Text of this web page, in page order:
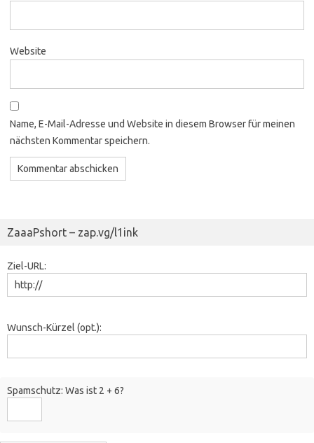
Website
Name, E-Mail-Adresse und Website in diesem Browser für meinen
nächsten Kommentar speichern.
ZaaaPshort – zap.vg/l1ink
Ziel-URL:
Wunsch-Kürzel (opt.):
Spamschutz: Was ist 2 + 6?